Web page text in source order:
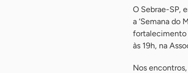
O Sebrae-SP,
a ‘Semana do
fortalecimento
às 19h, na
Nos